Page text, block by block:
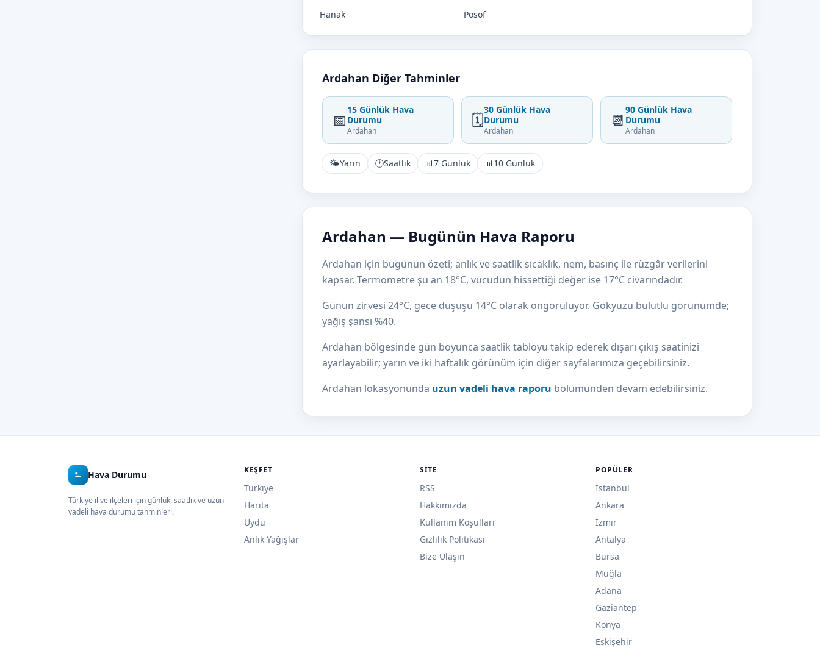
Hanak Posof
Ardahan Diğer Tahminler
📅
15 Günlük Hava
Durumu
Ardahan
🗓️
30 Günlük Hava
Durumu
Ardahan
📆
90 Günlük Hava
Durumu
Ardahan
🌤️Yarın 🕐Saatlik 📊7 Günlük 📊10 Günlük
Ardahan — Bugünün Hava Raporu
Ardahan için bugünün özeti; anlık ve saatlik sıcaklık, nem, basınç ile rüzgâr verilerini
kapsar. Termometre şu an 18°C, vücudun hissettiği değer ise 17°C civarındadır.
Günün zirvesi 24°C, gece düşüşü 14°C olarak öngörülüyor. Gökyüzü bulutlu görünümde;
yağış şansı %40.
Ardahan bölgesinde gün boyunca saatlik tabloyu takip ederek dışarı çıkış saatinizi
ayarlayabilir; yarın ve iki haftalık görünüm için diğer sayfalarımıza geçebilirsiniz.
Ardahan lokasyonunda uzun vadeli hava raporu bölümünden devam edebilirsiniz.
Hava Durumu
Türkiye il ve ilçeleri için günlük, saatlik ve uzun
vadeli hava durumu tahminleri.
KEŞFET
Türkiye
Harita
Uydu
Anlık Yağışlar
SITE
RSS
Hakkımızda
Kullanım Koşulları
Gizlilik Politikası
Bize Ulaşın
POPÜLER
İstanbul
Ankara
İzmir
Antalya
Bursa
Muğla
Adana
Gaziantep
Konya
Eskişehir